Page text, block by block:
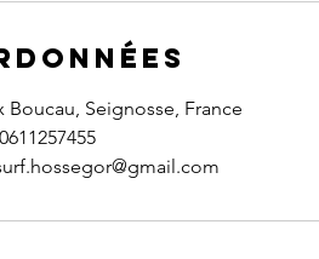
Boucau, Seignosse, France
0611257455